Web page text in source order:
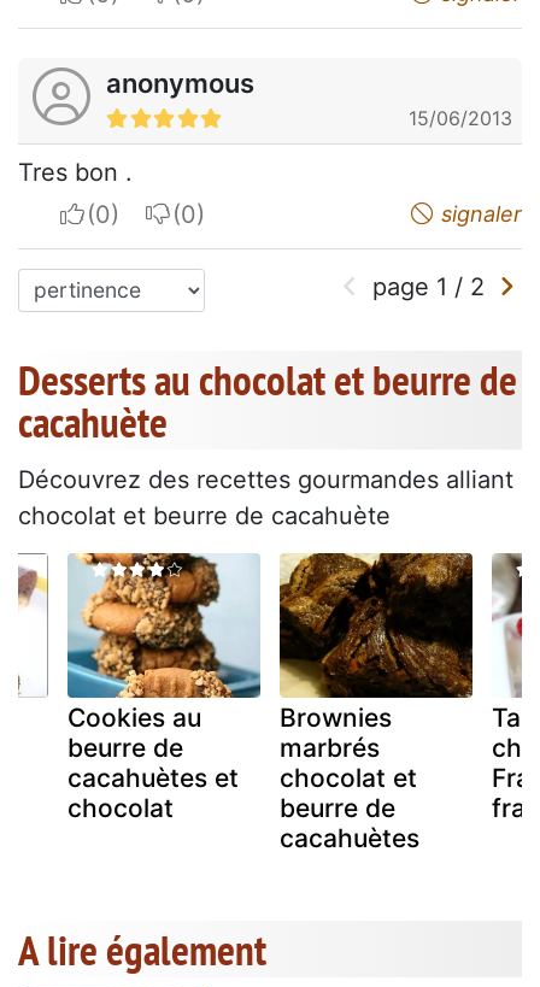
anonymous
15/06/2013
Tres bon .
I apreciateI do not appreciate signaler
page 1 / 2
Desserts au chocolat et beurre de
cacahuète
Découvrez des recettes gourmandes alliant
chocolat et beurre de cacahuète
Cookies au
beurre de
cacahuètes et
chocolat
Brownies
marbrés
chocolat et
beurre de
cacahuètes
A lire également